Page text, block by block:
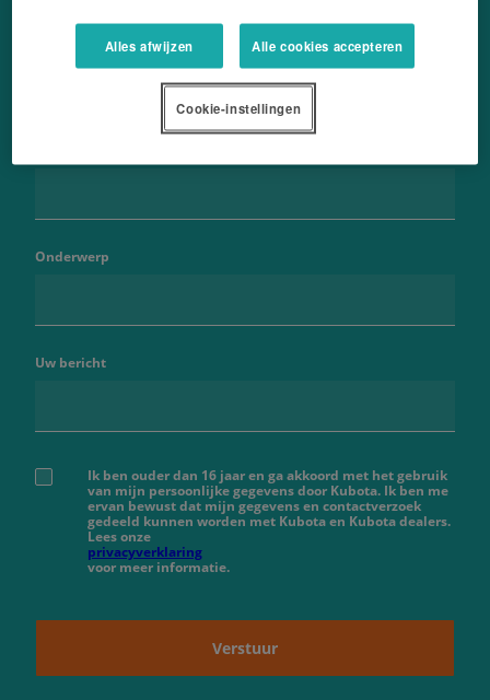
Emailadres
Onderwerp
Uw bericht
Ik ben ouder dan 16 jaar en ga akkoord met het gebruik
van mijn persoonlijke gegevens door Kubota. Ik ben me
ervan bewust dat mijn gegevens en contactverzoek
gedeeld kunnen worden met Kubota en Kubota dealers.
Lees onze
privacyverklaring
voor meer informatie.
Verstuur
Alles afwijzen Alle cookies accepteren
Cookie-instellingen